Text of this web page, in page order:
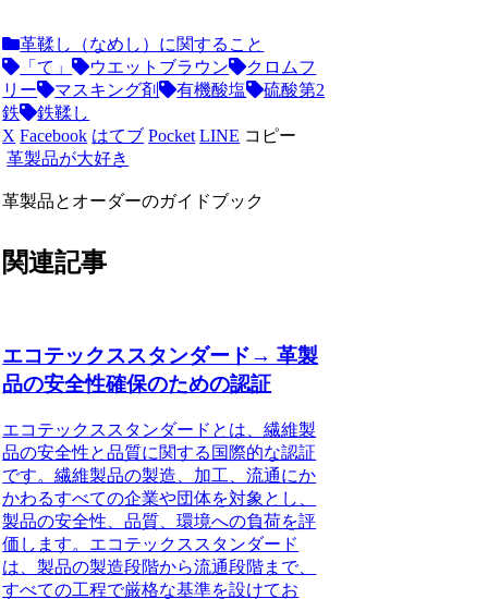
革鞣し（なめし）に関すること
「て」
ウエットブラウン
クロムフ
リー
マスキング剤 有機酸塩
硫酸第2
鉄
鉄鞣し
X Facebook はてブ Pocket LINE コピー
革製品が大好き
革製品とオーダーのガイドブック
関連記事
エコテックススタンダード→ 革製
品の安全性確保のための認証
エコテックススタンダードとは、繊維製
品の安全性と品質に関する国際的な認証
です。繊維製品の製造、加工、流通にか
かわるすべての企業や団体を対象とし、
製品の安全性、品質、環境への負荷を評
価します。エコテックススタンダード
は、製品の製造段階から流通段階まで、
すべての工程で厳格な基準を設けてお